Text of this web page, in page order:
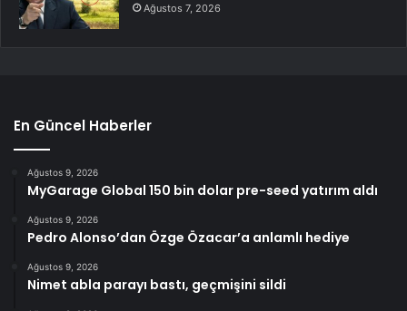
Ağustos 7, 2026
En Güncel Haberler
Ağustos 9, 2026
MyGarage Global 150 bin dolar pre-seed yatırım aldı
Ağustos 9, 2026
Pedro Alonso’dan Özge Özacar’a anlamlı hediye
Ağustos 9, 2026
Nimet abla parayı bastı, geçmişini sildi